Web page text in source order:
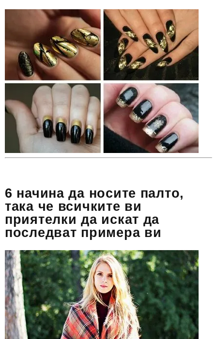
6 начина да носите палто,
така че всичките ви
приятелки да искат да
последват примера ви